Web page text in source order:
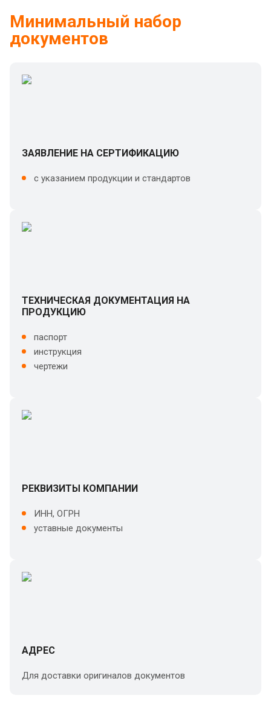
Минимальный набор
документов
ЗАЯВЛЕНИЕ НА СЕРТИФИКАЦИЮ
с указанием продукции и стандартов
ТЕХНИЧЕСКАЯ ДОКУМЕНТАЦИЯ НА
ПРОДУКЦИЮ
паспорт
инструкция
чертежи
РЕКВИЗИТЫ КОМПАНИИ
ИНН, ОГРН
уставные документы
АДРЕС
Для доставки оригиналов документов